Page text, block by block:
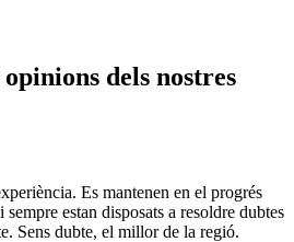
dels nostres
Es mantenen en el progrés
estan disposats a resoldre dubtes
Sens dubte, el millor de la regió.